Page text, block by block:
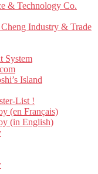
& Technology Co.
Industry & Trade
System
Island
List !
(en Français)
(in English)